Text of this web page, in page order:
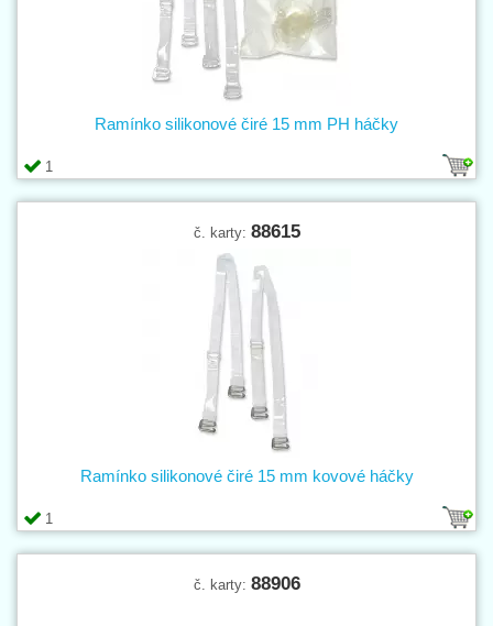
1
Ramínko silikonové čiré 15 mm PH háčky
č. karty: 88615
1
Ramínko silikonové čiré 15 mm kovové háčky
č. karty: 88906